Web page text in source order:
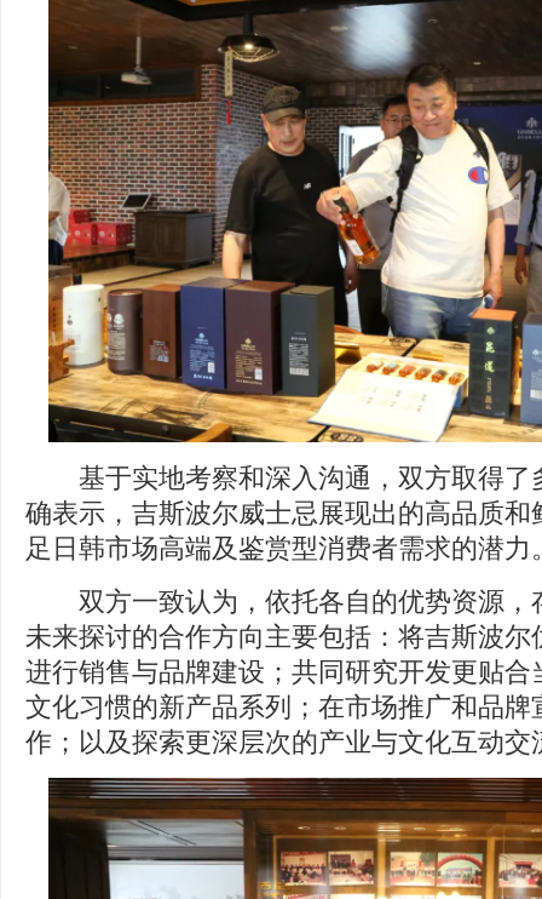
基于实地考察和深入沟通，双方取得了
确表示，吉斯波尔威士忌展现出的高品质
足日韩市场高端及鉴赏型消费者需求的潜力
双方一致认为，依托各自的优势资源，
未来探讨的合作方向主要包括：将吉斯波
进行销售与品牌建设；共同研究开发更贴
文化习惯的新产品系列；在市场推广和品牌
作；以及探索更深层次的产业与文化互动交